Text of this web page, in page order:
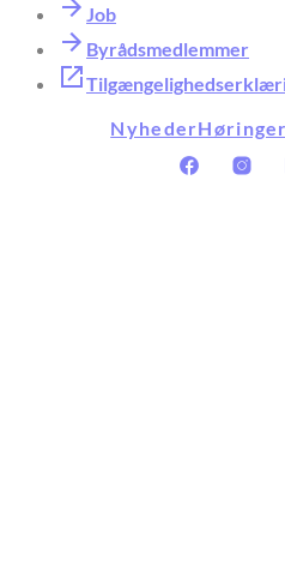
Job
Byrådsmedlemmer
Nyheder